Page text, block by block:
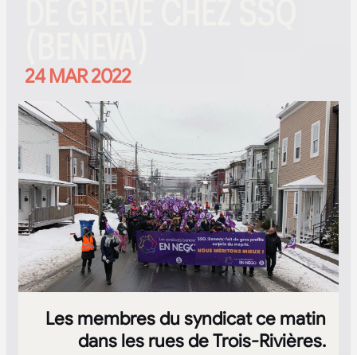
24 MAR 2022
Les membres du syndicat ce matin
dans les rues de Trois-Rivières.